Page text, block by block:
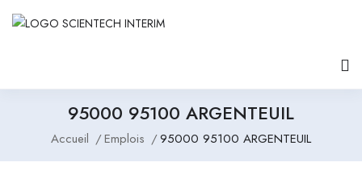
95000 95100 ARGENTEUIL
Accueil Emplois 95000 95100 ARGENTEUIL